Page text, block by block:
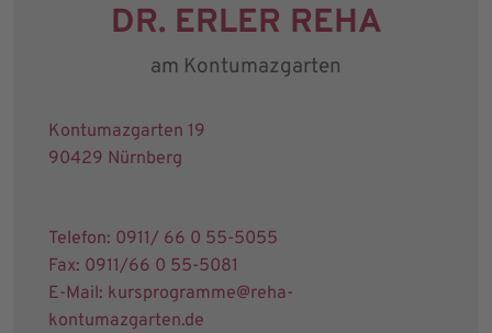
DR. ERLER REHA
am Kontumazgarten
Kontumazgarten 19
90429 Nürnberg
Telefon: 0911/ 66 0 55-5055
Fax: 0911/66 0 55-5081
E-Mail: kursprogramme@reha-
kontumazgarten.de